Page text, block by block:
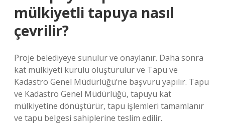
mülkiyetli tapuya nasıl
çevrilir?
Proje belediyeye sunulur ve onaylanır. Daha sonra
kat mülkiyeti kurulu oluşturulur ve Tapu ve
Kadastro Genel Müdürlüğü’ne başvuru yapılır. Tapu
ve Kadastro Genel Müdürlüğü, tapuyu kat
mülkiyetine dönüştürür, tapu işlemleri tamamlanır
ve tapu belgesi sahiplerine teslim edilir.